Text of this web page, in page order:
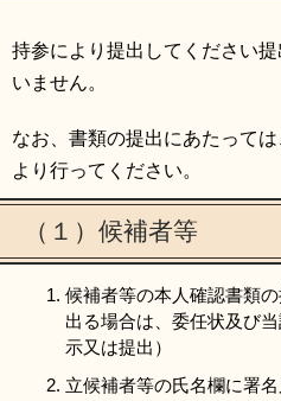
持参により提出してください
いません。
なお、書類の提出にあたって
より行ってください。
（１）候補者等
候補者等の本人確認書類
出る場合は、委任状及び
示又は提出）
立候補者等の氏名欄に署